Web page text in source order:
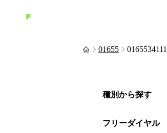
01655 0165534111
種別から探す
フリーダイヤル